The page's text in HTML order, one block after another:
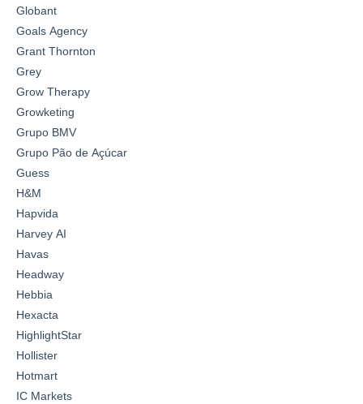
Globant
Goals Agency
Grant Thornton
Grey
Grow Therapy
Growketing
Grupo BMV
Grupo Pão de Açúcar
Guess
H&M
Hapvida
Harvey AI
Havas
Headway
Hebbia
Hexacta
HighlightStar
Hollister
Hotmart
IC Markets